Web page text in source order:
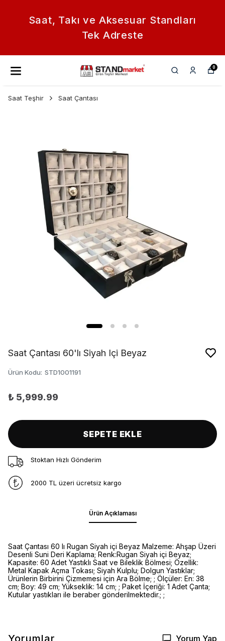
Saat, Takı ve Aksesuar Standları
Tek Adreste
0
Saat Teşhir Saat Çantası
Saat Çantası 60'lı Siyah Içi Beyaz
Ürün Kodu: STD1001191
₺ 5,999.99
SEPETE EKLE
Stoktan Hızlı Gönderim
2000 TL üzeri ücretsiz kargo
Ürün Açıklaması
Saat Çantası 60 lı Rugan Siyah içi Beyaz Malzeme: Ahşap Üzeri
Desenli Suni Deri Kaplama; Renk:Rugan Siyah içi Beyaz;
Kapasite: 60 Adet Yastıklı Saat ve Bileklik Bölmesi; Özellik:
Metal Kapak Açma Tokası; Siyah Kulplu; Dolgun Yastıklar;
Ürünlerin Birbirini Çizmemesi için Ara Bölme; ; Ölçüler: En: 38
cm; Boy: 49 cm; Yükseklik: 14 cm; ; Paket İçeriği: 1 Adet Çanta;
Kutular yastıkları ile beraber gönderilmektedir.; ;
Yorumlar Yorum Yap